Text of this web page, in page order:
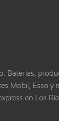
Baterías,
Mobil, Esso y
en Los